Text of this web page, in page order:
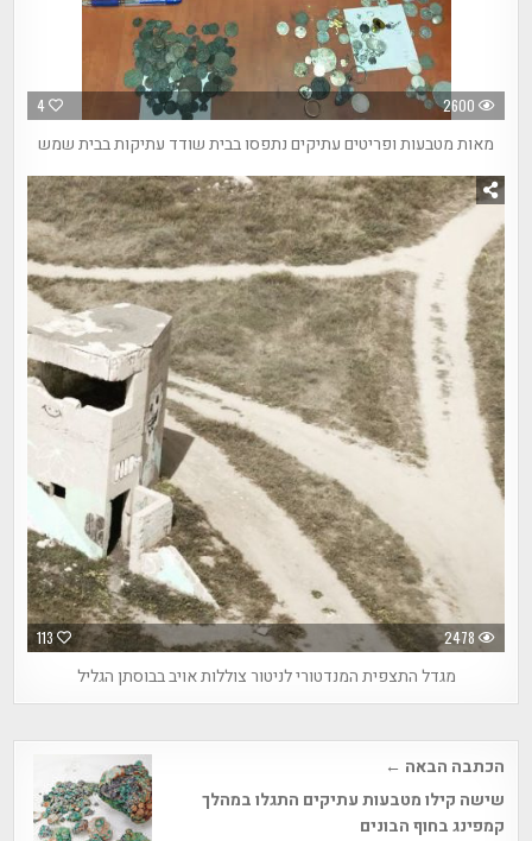
4 2600
מאות מטבעות ופריטים עתיקים נתפסו בבית שודד עתיקות בבית שמש
113 2478
מגדל התצפית המנדטורי לניטור צוללות אויב בבוסתן הגליל
Post
navigation
הכתבה הבאה ←
שישה קילו מטבעות עתיקים התגלו במהלך
קמפינג בחוף הבונים